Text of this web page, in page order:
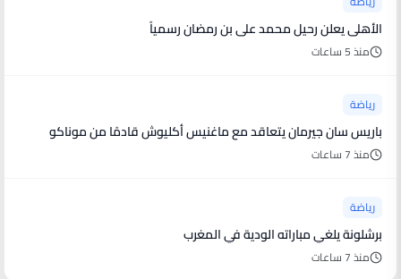
الأهلى يعلن رحيل محمد على بن رمضان رسمياً
منذ 5 ساعات
رياضة
باريس سان جيرمان يتعاقد مع ماغنيس أكليوش قادمًا من موناكو
منذ 7 ساعات
رياضة
برشلونة يلغي مباراته الودية في المغرب
منذ 7 ساعات